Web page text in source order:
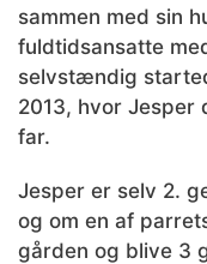
sammen med sin
fuldtidsansatte
selvstændig
2013, hvor Jesper
far.
Jesper er selv 2.
og om en af
gården og blive 3